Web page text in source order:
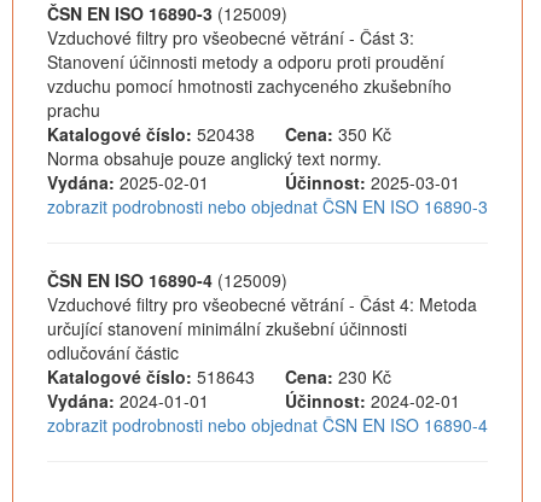
ČSN EN ISO 16890-3 (125009)
Vzduchové filtry pro všeobecné větrání - Část 3:
Stanovení účinnosti metody a odporu proti proudění
vzduchu pomocí hmotnosti zachyceného zkušebního
prachu
Katalogové číslo: 520438 Cena: 350 Kč
Norma obsahuje pouze anglický text normy.
Vydána: 2025-02-01 Účinnost: 2025-03-01
zobrazit podrobnosti nebo objednat ČSN EN ISO 16890-3
ČSN EN ISO 16890-4 (125009)
Vzduchové filtry pro všeobecné větrání - Část 4: Metoda
určující stanovení minimální zkušební účinnosti
odlučování částic
Katalogové číslo: 518643 Cena: 230 Kč
Vydána: 2024-01-01 Účinnost: 2024-02-01
zobrazit podrobnosti nebo objednat ČSN EN ISO 16890-4